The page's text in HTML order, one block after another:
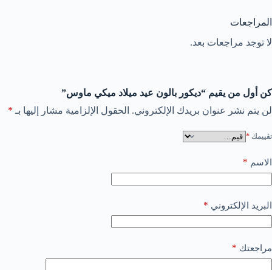
المراجعات
لا توجد مراجعات بعد.
كن أول من يقيم “ديكور بالون عيد ميلاد ميكي ماوس”
لن يتم نشر عنوان بريدك الإلكتروني. الحقول الإلزامية مشار إليها بـ *
تقييمك *
الاسم *
البريد الإلكتروني *
مراجعتك *